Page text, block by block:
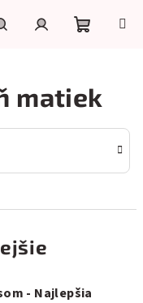
košík
matiek
- Najlepšia